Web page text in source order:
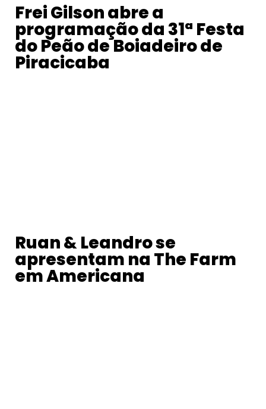
Frei Gilson abre a
programação da 31ª Festa
do Peão de Boiadeiro de
Piracicaba
Ruan & Leandro se
apresentam na The Farm
em Americana